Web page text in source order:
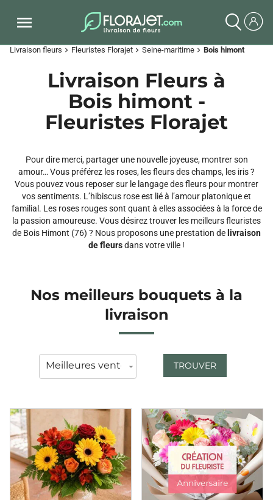
Livraison fleurs chevron_right Fleuristes Florajet chevron_right Seine-maritime chevron_right Bois himont
Livraison Fleurs à
Bois himont -
Fleuristes Florajet
Pour dire merci, partager une nouvelle joyeuse, montrer son
amour… Vous préférez les roses, les fleurs des champs, les iris ?
Vous pouvez vous reposer sur le langage des fleurs pour montrer
vos sentiments. L’hibiscus rose est lié à l’amour platonique et
familial. Les roses rouges sont quant à elles associées à la force de
la passion amoureuse. Vous désirez trouver les meilleurs fleuristes
de Bois Himont (76) ? Nous proposons une prestation de livraison
de fleursdans votre ville !
Nos meilleurs bouquets à la
livraison
TROUVER